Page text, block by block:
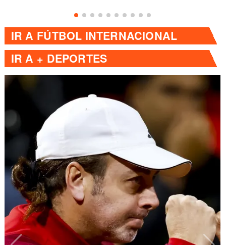
IR A FÚTBOL INTERNACIONAL
IR A + DEPORTES